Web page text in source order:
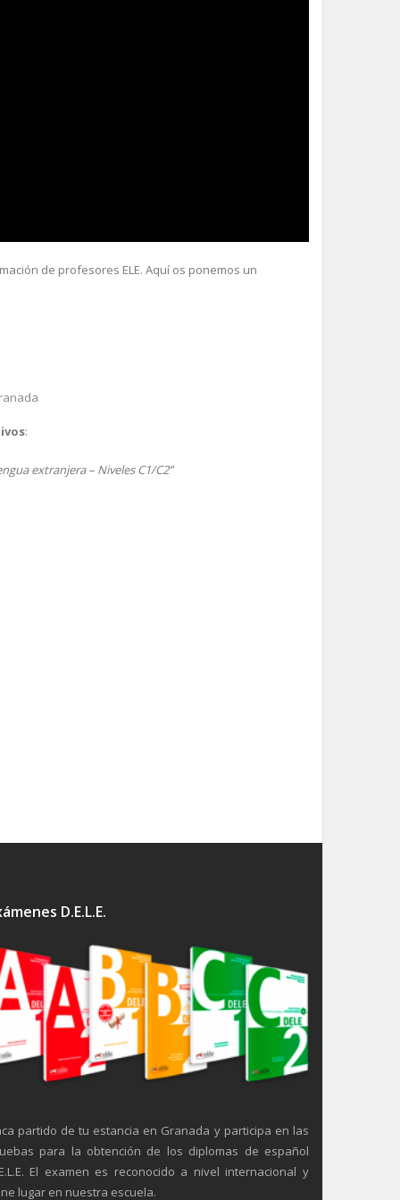
de profesores ELE. Aquí os ponemos un
:
extranjera – Niveles C1/C2”
D.E.L.E.
partido de tu estancia en Granada y participa en las
para la obtención de los diplomas de español
El examen es reconocido a nivel internacional y
lugar en nuestra escuela.